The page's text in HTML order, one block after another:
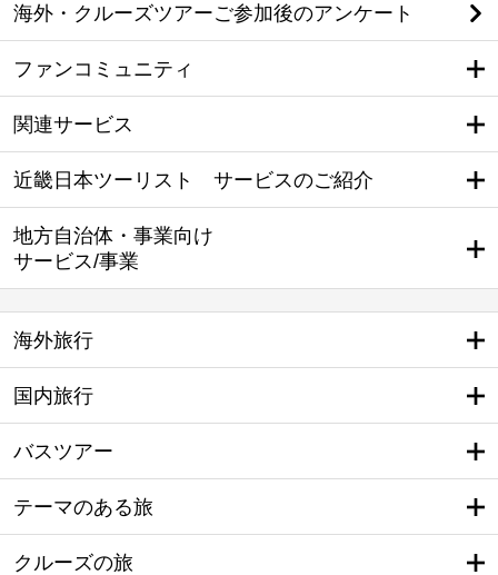
海外・クルーズツアーご参加後のアンケート
ファンコミュニティ
関連サービス
近畿日本ツーリスト サービスのご紹介
地方自治体・事業向け
サービス/事業
海外旅行
国内旅行
バスツアー
テーマのある旅
クルーズの旅